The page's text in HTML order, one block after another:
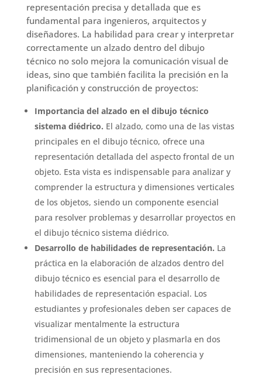
representación precisa y detallada que es
fundamental para ingenieros, arquitectos y
diseñadores. La habilidad para crear y interpretar
correctamente un alzado dentro del dibujo
técnico no solo mejora la comunicación visual de
ideas, sino que también facilita la precisión en la
planificación y construcción de proyectos:
Importancia del alzado en el dibujo técnico
sistema diédrico. El alzado, como una de las vistas
principales en el dibujo técnico, ofrece una
representación detallada del aspecto frontal de un
objeto. Esta vista es indispensable para analizar y
comprender la estructura y dimensiones verticales
de los objetos, siendo un componente esencial
para resolver problemas y desarrollar proyectos en
el dibujo técnico sistema diédrico.
Desarrollo de habilidades de representación. La
práctica en la elaboración de alzados dentro del
dibujo técnico es esencial para el desarrollo de
habilidades de representación espacial. Los
estudiantes y profesionales deben ser capaces de
visualizar mentalmente la estructura
tridimensional de un objeto y plasmarla en dos
dimensiones, manteniendo la coherencia y
precisión en sus representaciones.